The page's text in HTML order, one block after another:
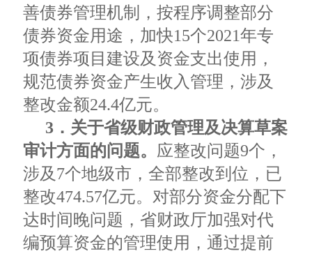
善债券管理机制，按程序调整部分
债券资金用途，加快15个2021年专
项债券项目建设及资金支出使用，
规范债券资金产生收入管理，涉及
整改金额24.4亿元。
3．关于省级财政管理及决算草案
审计方面的问题。 应整改问题9个，
涉及7个地级市，全部整改到位，已
整改474.57亿元。对部分资金分配下
达时间晚问题，省财政厅加强对代
编预算资金的管理使用，通过提前